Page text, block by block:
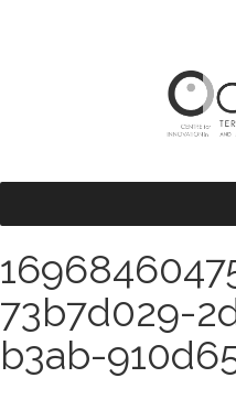
73b7d029-
b3ab-